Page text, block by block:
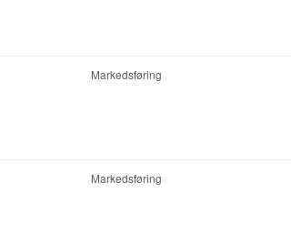
Markedsføring
Markedsføring